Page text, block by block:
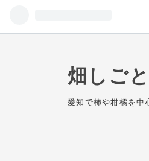
畑しご
愛知で柿や柑橘を中